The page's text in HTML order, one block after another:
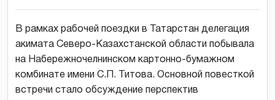
В рамках рабочей поездки в Татарстан делегация
акимата Северо-Казахстанской области побывала
на Набережночелнинском картонно-бумажном
комбинате имени С.П. Титова. Основной повесткой
встречи стало обсуждение перспектив